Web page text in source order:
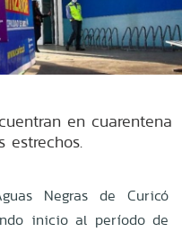
en cuarentena
estrechos.
Negras de Curicó
inicio al período de